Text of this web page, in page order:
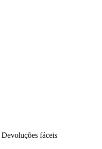
Devoluções fáceis